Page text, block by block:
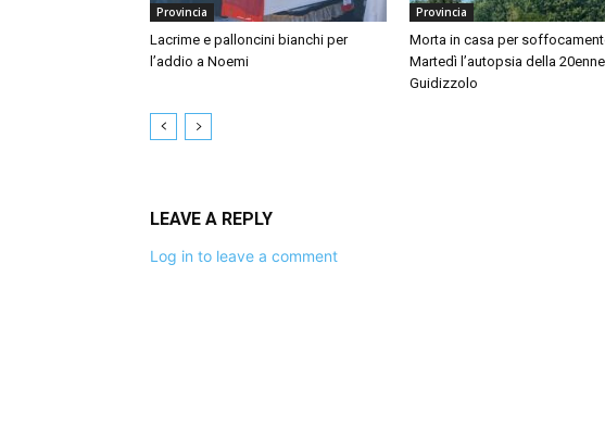
Provincia
Lacrime e palloncini bianchi per
l’addio a Noemi
Provincia
Morta in casa per
Martedì l’autopsia della
Guidizzolo
LEAVE A REPLY
Log in to leave a comment